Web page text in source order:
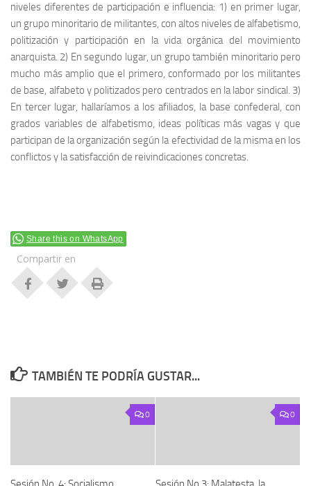
niveles diferentes de participación e influencia: 1) en primer lugar,
un grupo minoritario de militantes, con altos niveles de alfabetismo,
politización y participación en la vida orgánica del movimiento
anarquista. 2) En segundo lugar, un grupo también minoritario pero
mucho más amplio que el primero, conformado por los militantes
de base, alfabeto y politizados pero centrados en la labor sindical. 3)
En tercer lugar, hallaríamos a los afiliados, la base confederal, con
grados variables de alfabetismo, ideas políticas más vagas y que
participan de la organización según la efectividad de la misma en los
conflictos y la satisfacción de reivindicaciones concretas.
Share this on WhatsApp
Compartir en
TAMBIÉN TE PODRÍA GUSTAR...
0 0